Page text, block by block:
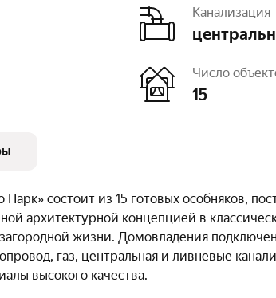
Канализация
Число
15
состоит из 15 готовых особняков,
архитектурной концепцией в
жизни. Домовладения
газ, центральная и ливневые
высокого качества.